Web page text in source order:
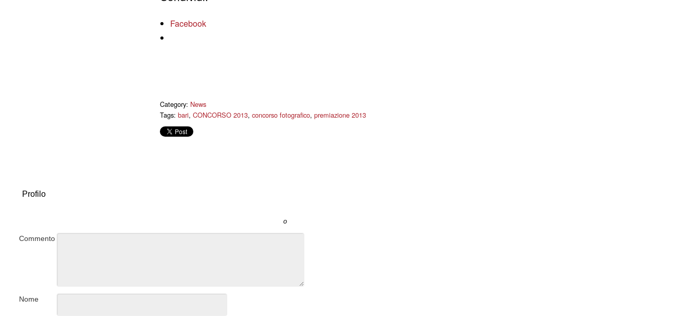
Facebook
Category: News
Tags: bari, CONCORSO 2013, concorso fotografico, premiazione 2013
Profilo
o
Commento
Nome